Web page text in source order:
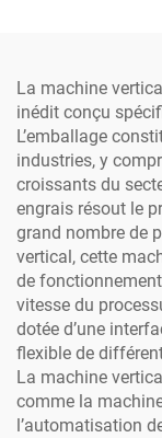
La machine
inédit conçu
L’emballage
industries, y
croissants du
engrais résout le
grand nombre de
vertical, cette
de
vitesse du
dotée d’une
flexible de
La machine
comme la
l’automatisation